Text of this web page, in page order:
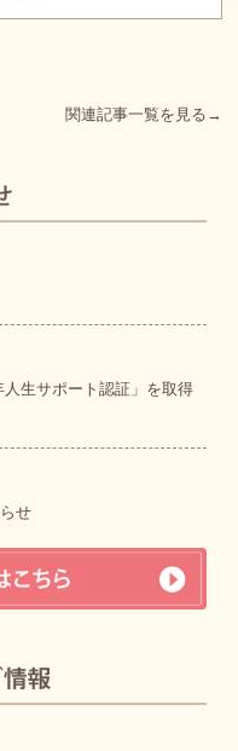
関連記事一覧を見る→
生サポート認証」を取得
せ